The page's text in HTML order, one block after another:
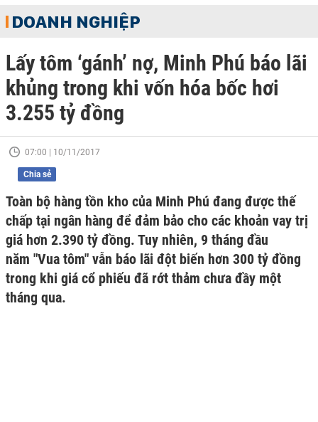
DOANH NGHIỆP
Lấy tôm ‘gánh’ nợ, Minh Phú báo lãi
khủng trong khi vốn hóa bốc hơi
3.255 tỷ đồng
07:00 | 10/11/2017
Chia sẻ
Toàn bộ hàng tồn kho của Minh Phú đang được thế
chấp tại ngân hàng để đảm bảo cho các khoản vay trị
giá hơn 2.390 tỷ đồng. Tuy nhiên, 9 tháng đầu
năm "Vua tôm" vẫn báo lãi đột biến hơn 300 tỷ đồng
trong khi giá cổ phiếu đã rớt thảm chưa đầy một
tháng qua.